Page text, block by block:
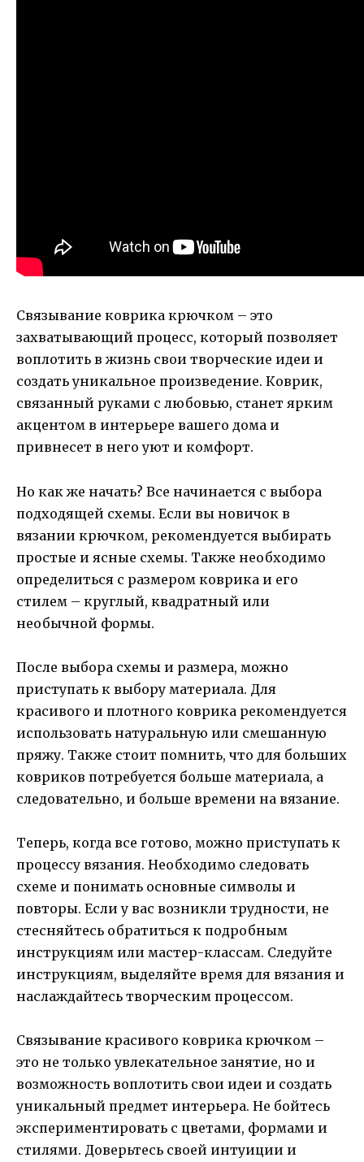
Связывание коврика крючком – это
захватывающий процесс, который позволяет
воплотить в жизнь свои творческие идеи и
создать уникальное произведение. Коврик,
связанный руками с любовью, станет ярким
акцентом в интерьере вашего дома и
привнесет в него уют и комфорт.
Но как же начать? Все начинается с выбора
подходящей схемы. Если вы новичок в
вязании крючком, рекомендуется выбирать
простые и ясные схемы. Также необходимо
определиться с размером коврика и его
стилем – круглый, квадратный или
необычной формы.
После выбора схемы и размера, можно
приступать к выбору материала. Для
красивого и плотного коврика рекомендуется
использовать натуральную или смешанную
пряжу. Также стоит помнить, что для больших
ковриков потребуется больше материала, а
следовательно, и больше времени на вязание.
Теперь, когда все готово, можно приступать к
процессу вязания. Необходимо следовать
схеме и понимать основные символы и
повторы. Если у вас возникли трудности, не
стесняйтесь обратиться к подробным
инструкциям или мастер-классам. Следуйте
инструкциям, выделяйте время для вязания и
наслаждайтесь творческим процессом.
Связывание красивого коврика крючком –
это не только увлекательное занятие, но и
возможность воплотить свои идеи и создать
уникальный предмет интерьера. Не бойтесь
экспериментировать с цветами, формами и
стилями. Доверьтесь своей интуиции и